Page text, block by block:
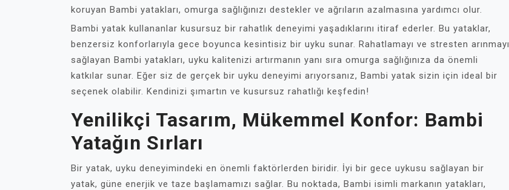
koruyan Bambi yatakları, omurga sağlığınızı destekler ve ağrıların azalmasına yardımcı olur.
Bambi yatak kullananlar kusursuz bir rahatlık deneyimi yaşadıklarını itiraf ederler. Bu yataklar,
benzersiz konforlarıyla gece boyunca kesintisiz bir uyku sunar. Rahatlamayı ve stresten arınmayı
sağlayan Bambi yatakları, uyku kalitenizi artırmanın yanı sıra omurga sağlığınıza da önemli
katkılar sunar. Eğer siz de gerçek bir uyku deneyimi arıyorsanız, Bambi yatak sizin için ideal bir
seçenek olabilir. Kendinizi şımartın ve kusursuz rahatlığı keşfedin!
Yenilikçi Tasarım, Mükemmel Konfor: Bambi
Yatağın Sırları
Bir yatak, uyku deneyimindeki en önemli faktörlerden biridir. İyi bir gece uykusu sağlayan bir
yatak, güne enerjik ve taze başlamamızı sağlar. Bu noktada, Bambi isimli markanın yatakları,